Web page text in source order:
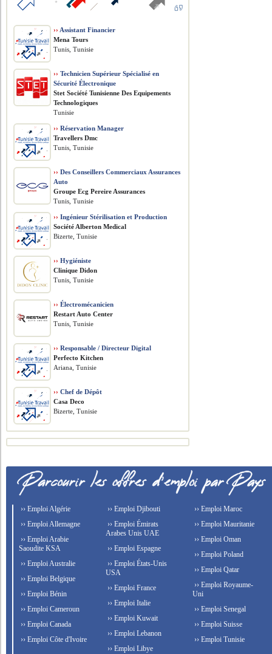
›› Assistant Financier
Mena Tours
Tunis, Tunisie
›› Technicien Supérieur Spécialisé en
Sécurité Électronique
Stet Société Tunisienne Des Equipements
Technologiques
Tunisie
›› Réservation Manager
Travellers Dmc
Tunis, Tunisie
›› Des Conseillers Commerciaux Assurances
Auto
Groupe Ecg Pereire Assurances
Tunis, Tunisie
›› Ingénieur Stérilisation et Production
Société Alberton Medical
Bizerte, Tunisie
›› Hygiéniste
Clinique Didon
Tunis, Tunisie
›› Électromécanicien
Restart Auto Center
Tunis, Tunisie
›› Responsable / Directeur Digital
Perfecto Kitchen
Ariana, Tunisie
›› Chef de Dépôt
Casa Deco
Bizerte, Tunisie
›› Emploi Algérie
›› Emploi Allemagne
›› Emploi Arabie
Saoudite KSA
›› Emploi Australie
›› Emploi Belgique
›› Emploi Bénin
›› Emploi Cameroun
›› Emploi Canada
›› Emploi Côte d'Ivoire
›› Emploi Djibouti
›› Emploi Émirats
Arabes Unis UAE
›› Emploi Espagne
›› Emploi États-Unis
USA
›› Emploi France
›› Emploi Italie
›› Emploi Kuwait
›› Emploi Lebanon
›› Emploi Libye
›› Emploi Maroc
›› Emploi Mauritanie
›› Emploi Oman
›› Emploi Poland
›› Emploi Qatar
›› Emploi Royaume-
Uni
›› Emploi Senegal
›› Emploi Suisse
›› Emploi Tunisie